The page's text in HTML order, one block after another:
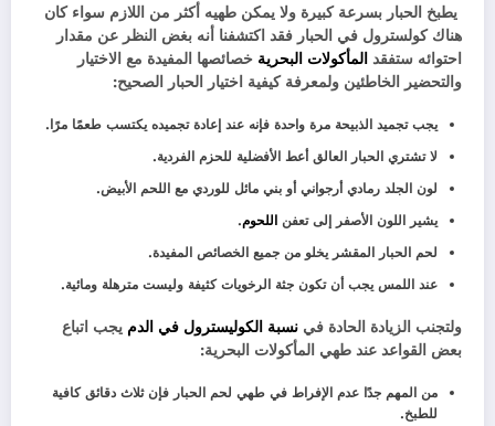
يطبخ الحبار بسرعة كبيرة ولا يمكن طهيه أكثر من اللازم سواء كان
هناك كولسترول في الحبار فقد اكتشفنا أنه بغض النظر عن مقدار
احتوائه ستفقد المأكولات البحرية خصائصها المفيدة مع الاختيار
والتحضير الخاطئين ولمعرفة كيفية اختيار الحبار الصحيح:
يجب تجميد الذبيحة مرة واحدة فإنه عند إعادة تجميده يكتسب طعمًا مرًا.
لا تشتري الحبار العالق أعط الأفضلية للحزم الفردية.
لون الجلد رمادي أرجواني أو بني مائل للوردي مع اللحم الأبيض.
يشير اللون الأصفر إلى تعفن اللحوم.
لحم الحبار المقشر يخلو من جميع الخصائص المفيدة.
عند اللمس يجب أن تكون جثة الرخويات كثيفة وليست مترهلة ومائية.
ولتجنب الزيادة الحادة في نسبة الكوليسترول في الدم يجب اتباع
بعض القواعد عند طهي المأكولات البحرية:
من المهم جدًا عدم الإفراط في طهي لحم الحبار فإن ثلاث دقائق كافية
للطبخ.